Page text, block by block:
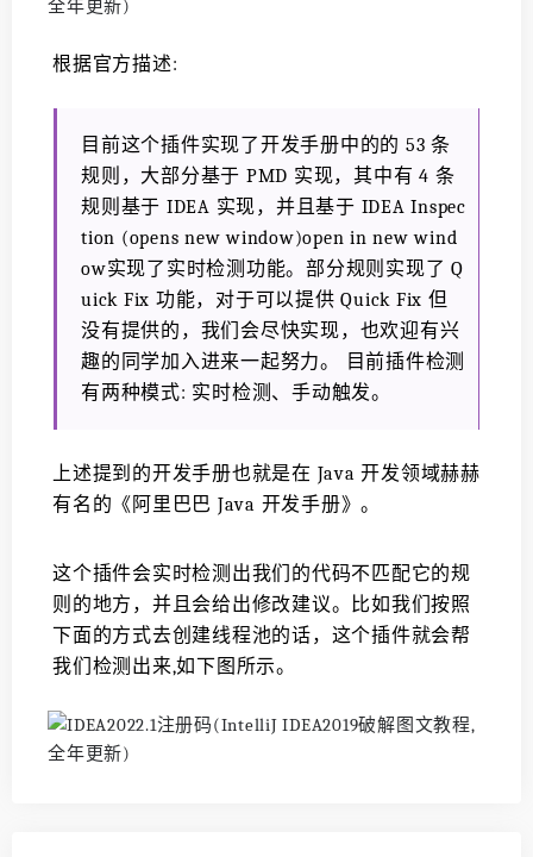
根据官方描述:
目前这个插件实现了开发手册中的的 53 条
规则，大部分基于 PMD 实现，其中有 4 条
规则基于 IDEA 实现，并且基于 IDEA Inspec
tion (opens new window)open in new wind
ow实现了实时检测功能。部分规则实现了 Q
uick Fix 功能，对于可以提供 Quick Fix 但
没有提供的，我们会尽快实现，也欢迎有兴
趣的同学加入进来一起努力。 目前插件检测
有两种模式: 实时检测、手动触发。
上述提到的开发手册也就是在 Java 开发领域赫赫
有名的《阿里巴巴 Java 开发手册》。
这个插件会实时检测出我们的代码不匹配它的规
则的地方，并且会给出修改建议。比如我们按照
下面的方式去创建线程池的话，这个插件就会帮
我们检测出来,如下图所示。